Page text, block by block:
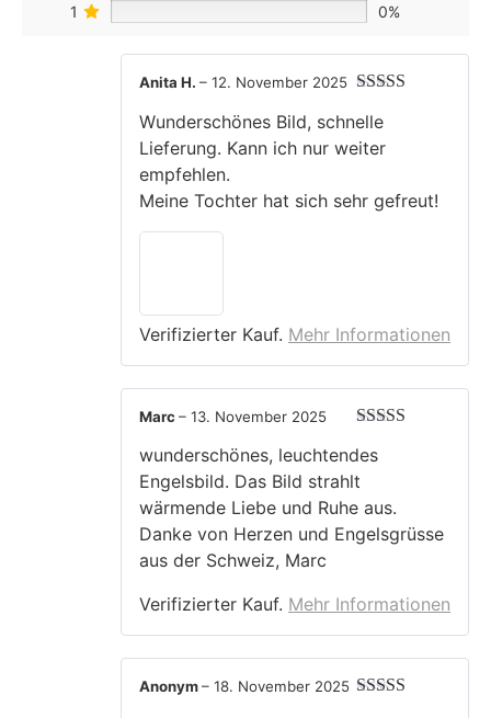
1
0%
5von 5
Anita H. – 12. November 2025
Wunderschönes Bild, schnelle
Lieferung. Kann ich nur weiter
empfehlen.
Meine Tochter hat sich sehr gefreut!
Verifizierter Kauf. Mehr Informationen
5von 5
Marc– 13. November 2025
wunderschönes, leuchtendes
Engelsbild. Das Bild strahlt
wärmende Liebe und Ruhe aus.
Danke von Herzen und Engelsgrüsse
aus der Schweiz, Marc
Verifizierter Kauf. Mehr Informationen
Anonym– 18. November 2025